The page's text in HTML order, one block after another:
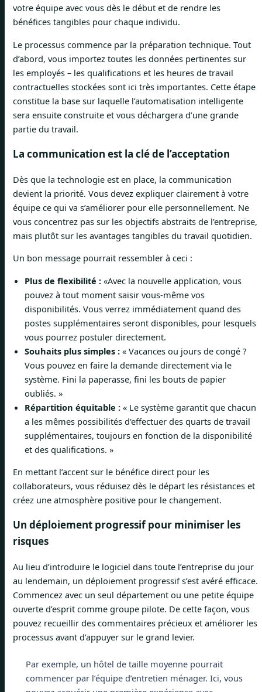
votre équipe avec vous dès le début et de rendre les
bénéfices tangibles pour chaque individu.
Le processus commence par la préparation technique. Tout
d’abord, vous importez toutes les données pertinentes sur
les employés – les qualifications et les heures de travail
contractuelles stockées sont ici très importantes. Cette étape
constitue la base sur laquelle l’automatisation intelligente
sera ensuite construite et vous déchargera d’une grande
partie du travail.
La communication est la clé de l’acceptation
Dès que la technologie est en place, la communication
devient la priorité. Vous devez expliquer clairement à votre
équipe ce qui va s’améliorer pour elle personnellement. Ne
vous concentrez pas sur les objectifs abstraits de l'entreprise,
mais plutôt sur les avantages tangibles du travail quotidien.
Un bon message pourrait ressembler à ceci :
Plus de flexibilité : «Avec la nouvelle application, vous
pouvez à tout moment saisir vous-même vos
disponibilités. Vous verrez immédiatement quand des
postes supplémentaires seront disponibles, pour lesquels
vous pourrez postuler directement.
Souhaits plus simples : « Vacances ou jours de congé ?
Vous pouvez en faire la demande directement via le
système. Fini la paperasse, fini les bouts de papier
oubliés. »
Répartition équitable : « Le système garantit que chacun
a les mêmes possibilités d'effectuer des quarts de travail
supplémentaires, toujours en fonction de la disponibilité
et des qualifications. »
En mettant l’accent sur le bénéfice direct pour les
collaborateurs, vous réduisez dès le départ les résistances et
créez une atmosphère positive pour le changement.
Un déploiement progressif pour minimiser les
risques
Au lieu d’introduire le logiciel dans toute l’entreprise du jour
au lendemain, un déploiement progressif s’est avéré efficace.
Commencez avec un seul département ou une petite équipe
ouverte d’esprit comme groupe pilote. De cette façon, vous
pouvez recueillir des commentaires précieux et améliorer les
processus avant d’appuyer sur le grand levier.
Par exemple, un hôtel de taille moyenne pourrait
commencer par l’équipe d’entretien ménager. Ici, vous